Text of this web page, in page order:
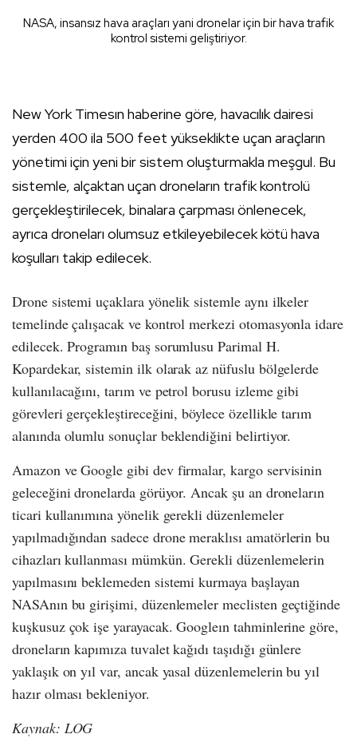
NASA, insansız hava araçları yani dronelar için bir hava trafik
kontrol sistemi geliştiriyor.
New York Timesın haberine göre, havacılık dairesi
yerden 400 ila 500 feet yükseklikte uçan araçların
yönetimi için yeni bir sistem oluşturmakla meşgul. Bu
sistemle, alçaktan uçan droneların trafik kontrolü
gerçekleştirilecek, binalara çarpması önlenecek,
ayrıca droneları olumsuz etkileyebilecek kötü hava
koşulları takip edilecek.
Drone sistemi uçaklara yönelik sistemle aynı ilkeler
temelinde çalışacak ve kontrol merkezi otomasyonla idare
edilecek. Programın baş sorumlusu Parimal H.
Kopardekar, sistemin ilk olarak az nüfuslu bölgelerde
kullanılacağını, tarım ve petrol borusu izleme gibi
görevleri gerçekleştireceğini, böylece özellikle tarım
alanında olumlu sonuçlar beklendiğini belirtiyor.
Amazon ve Google gibi dev firmalar, kargo servisinin
geleceğini dronelarda görüyor. Ancak şu an droneların
ticari kullanımına yönelik gerekli düzenlemeler
yapılmadığından sadece drone meraklısı amatörlerin bu
cihazları kullanması mümkün. Gerekli düzenlemelerin
yapılmasını beklemeden sistemi kurmaya başlayan
NASAnın bu girişimi, düzenlemeler meclisten geçtiğinde
kuşkusuz çok işe yarayacak. Googleın tahminlerine göre,
droneların kapımıza tuvalet kağıdı taşıdığı günlere
yaklaşık on yıl var, ancak yasal düzenlemelerin bu yıl
hazır olması bekleniyor.
Kaynak: LOG